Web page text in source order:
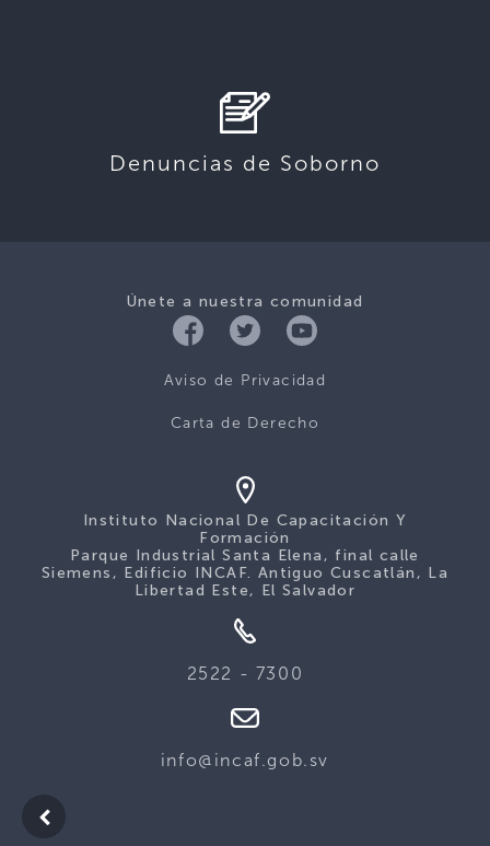
Denuncias de Soborno
Únete a nuestra comunidad
Aviso de Privacidad
Carta de Derecho
Instituto Nacional De Capacitación Y
Formación
Parque Industrial Santa Elena, final calle
Siemens, Edificio INCAF. Antiguo Cuscatlán, La
Libertad Este, El Salvador
2522 - 7300
info@incaf.gob.sv